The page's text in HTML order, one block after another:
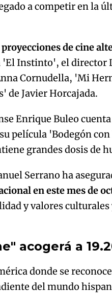
a competir en la
proyecciones de cine
'El Instinto', el
Cornudella, 'Mi
de Javier Horcajada.
Enrique Buleo
película 'Bodegón con
grandes dosis de
Serrano ha
en este mes de
y valores
acogerá a
donde se
del mundo